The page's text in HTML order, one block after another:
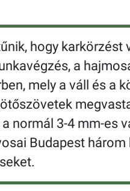
hogy
a
mely a váll és a
normál 3-4 mm-es
Budapest